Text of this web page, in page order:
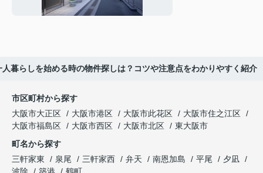
人暮らしを始める時の物件探しは？コツや注意点をわかりやすく紹介
市区町村から探す
大阪市大正区
大阪市港区 大阪市此花区
大阪市住之江区
大阪市福島区
大阪市西区 大阪市北区
東大阪市
町名から探す
三軒家東
泉尾 三軒家西 弁天 南恩加島 平尾
夕凪